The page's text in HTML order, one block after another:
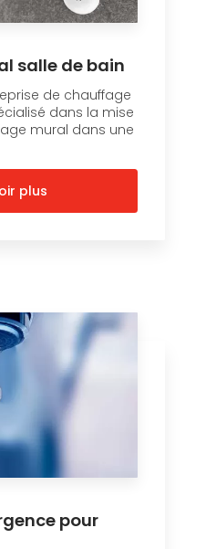
salle de bain
de chauffage
dans la mise
mural dans une
plus
pour